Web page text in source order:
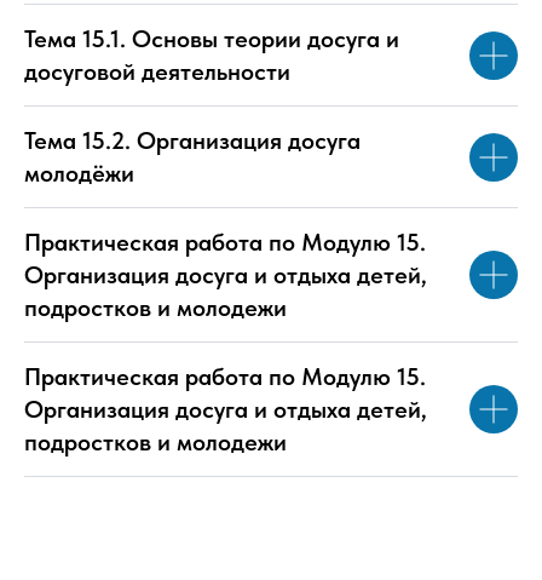
Тема 15.1. Основы теории досуга и
досуговой деятельности
Тема 15.2. Организация досуга
молодёжи
Практическая работа по Модулю 15.
Организация досуга и отдыха детей,
подростков и молодежи
Практическая работа по Модулю 15.
Организация досуга и отдыха детей,
подростков и молодежи